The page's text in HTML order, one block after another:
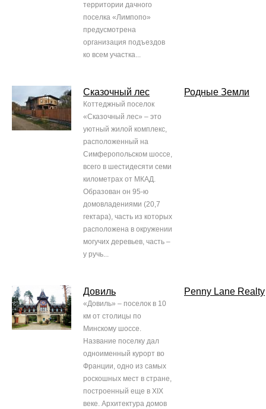
территории дачного
поселка «Лимпопо»
предусмотрена
организация подъездов
ко всем участка...
Сказочный лес
Коттеджный поселок
«Сказочный лес» – это
уютный жилой комплекс,
расположенный на
Симферопольском шоссе,
всего в шестидесяти семи
километрах от МКАД.
Образован он 95-ю
домовладениями (20,7
гектара), часть из которых
расположена в окружении
могучих деревьев, часть –
у ручь...
Родные Земли
Довиль
«Довиль» – поселок в 10
км от столицы по
Минскому шоссе.
Название поселку дал
одноименный курорт во
Франции, одно из самых
роскошных мест в стране,
построенный еще в XIX
веке. Архитектура домов
Penny Lane Realty